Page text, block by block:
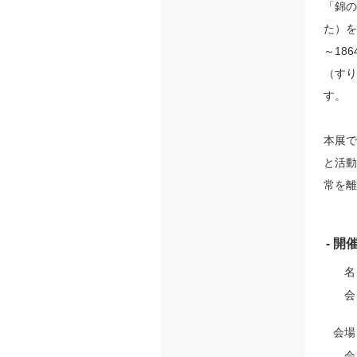
「錦
た）
～
（す
す。
本展
と活
常を
- 開
会